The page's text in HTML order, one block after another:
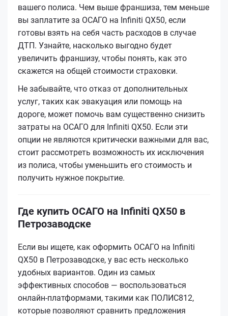
вашего полиса. Чем выше франшиза, тем меньше
вы заплатите за ОСАГО на Infiniti QX50, если
готовы взять на себя часть расходов в случае
ДТП. Узнайте, насколько выгодно будет
увеличить франшизу, чтобы понять, как это
скажется на общей стоимости страховки.
Не забывайте, что отказ от дополнительных
услуг, таких как эвакуация или помощь на
дороге, может помочь вам существенно снизить
затраты на ОСАГО для Infiniti QX50. Если эти
опции не являются критически важными для вас,
стоит рассмотреть возможность их исключения
из полиса, чтобы уменьшить его стоимость и
получить нужное покрытие.
Где купить ОСАГО на Infiniti QX50 в
Петрозаводске
Если вы ищете, как оформить ОСАГО на Infiniti
QX50 в Петрозаводске, у вас есть несколько
удобных вариантов. Один из самых
эффективных способов — воспользоваться
онлайн-платформами, такими как ПОЛИС812,
которые позволяют сравнить предложения